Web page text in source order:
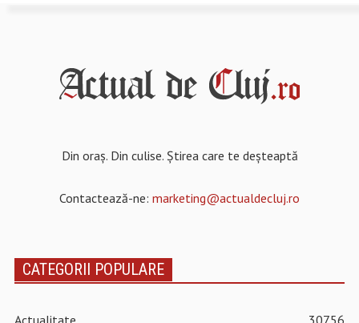
Din oraș. Din culise. Știrea care te deșteaptă
Contactează-ne: marketing@actualdecluj.ro
CATEGORII POPULARE